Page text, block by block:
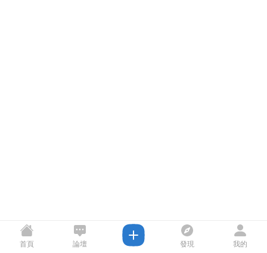
首頁 論壇 發現 我的